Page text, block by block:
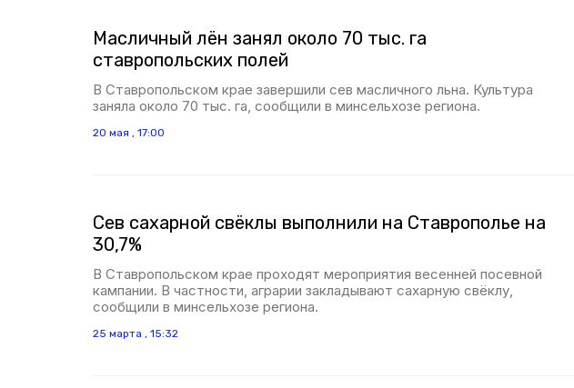
Масличный лён занял около 70 тыс. га
ставропольских полей
В Ставропольском крае завершили сев масличного льна. Культура
заняла около 70 тыс. га, сообщили в минсельхозе региона.
20 мая , 17:00
Сев сахарной свёклы выполнили на Ставрополье на
30,7%
В Ставропольском крае проходят мероприятия весенней посевной
кампании. В частности, аграрии закладывают сахарную свёклу,
сообщили в минсельхозе региона.
25 марта , 15:32